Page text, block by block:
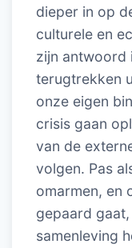
dieper in op
culturele en
zijn antwoord
terugtrekken
onze eigen
crisis gaan
van de
volgen. Pas
omarmen, en
gepaard
samenleving